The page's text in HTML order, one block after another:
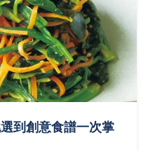
到創意食譜一次掌